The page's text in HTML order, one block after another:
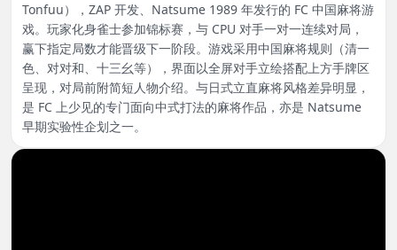
Tonfuu），ZAP 开发、Natsume 1989 年发行的 FC 中国麻将游
戏。玩家化身雀士参加锦标赛，与 CPU 对手一对一连续对局，
赢下指定局数才能晋级下一阶段。游戏采用中国麻将规则（清一
色、对对和、十三幺等），界面以全屏对手立绘搭配上方手牌区
呈现，对局前附简短人物介绍。与日式立直麻将风格差异明显，
是 FC 上少见的专门面向中式打法的麻将作品，亦是 Natsume
早期实验性企划之一。